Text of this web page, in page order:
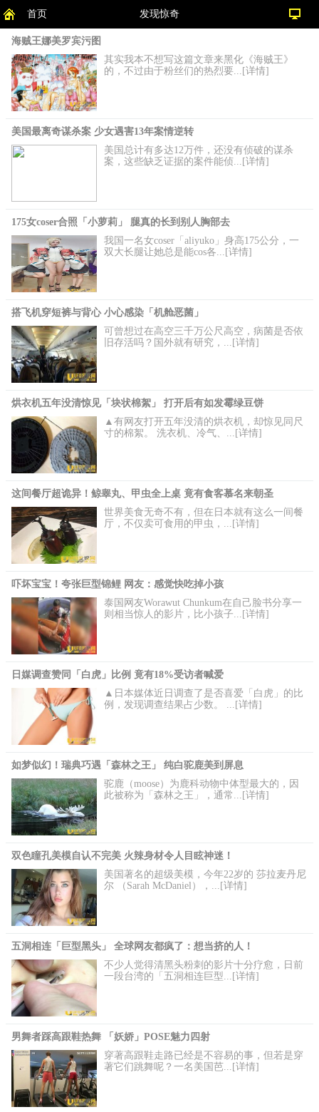
首页 发现惊奇
海贼王娜美罗宾污图
其实我本不想写这篇文章来黑化《海贼王》
的，不过由于粉丝们的热烈要...[详情]
美国最离奇谋杀案 少女遇害13年案情逆转
美国总计有多达12万件，还没有侦破的谋杀
案，这些缺乏证据的案件能侦...[详情]
175女coser合照「小萝莉」 腿真的长到别人胸部去
我国一名女coser「aliyuko」身高175公分，一
双大长腿让她总是能cos各...[详情]
搭飞机穿短裤与背心 小心感染「机舱恶菌」
可曾想过在高空三千万公尺高空，病菌是否依
旧存活吗？国外就有研究，...[详情]
烘衣机五年没清惊见「块状棉絮」 打开后有如发霉绿豆饼
▲有网友打开五年没清的烘衣机，却惊见同尺
寸的棉絮。 洗衣机、冷气、...[详情]
这间餐厅超诡异！鲸睾丸、甲虫全上桌 竟有食客慕名来朝圣
世界美食无奇不有，但在日本就有这么一间餐
厅，不仅卖可食用的甲虫，...[详情]
吓坏宝宝！夸张巨型锦鲤 网友：感觉快吃掉小孩
泰国网友Worawut Chunkum在自己脸书分享一
则相当惊人的影片，比小孩子...[详情]
日媒调查赞同「白虎」比例 竟有18%受访者喊爱
▲日本媒体近日调查了是否喜爱「白虎」的比
例，发现调查结果占少数。 ...[详情]
如梦似幻！瑞典巧遇「森林之王」 纯白驼鹿美到屏息
驼鹿（moose）为鹿科动物中体型最大的，因
此被称为「森林之王」，通常...[详情]
双色瞳孔美模自认不完美 火辣身材令人目眩神迷！
美国著名的超级美模，今年22岁的 莎拉麦丹尼
尔 （Sarah McDaniel），...[详情]
五洞相连「巨型黑头」 全球网友都疯了：想当挤的人！
不少人觉得清黑头粉刺的影片十分疗愈，日前
一段台湾的「五洞相连巨型...[详情]
男舞者踩高跟鞋热舞 「妖娇」POSE魅力四射
穿著高跟鞋走路已经是不容易的事，但若是穿
著它们跳舞呢？一名美国芭...[详情]